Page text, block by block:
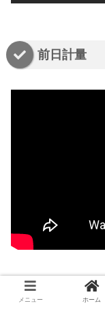
前日計量
前日記者会見
メニュー ホーム